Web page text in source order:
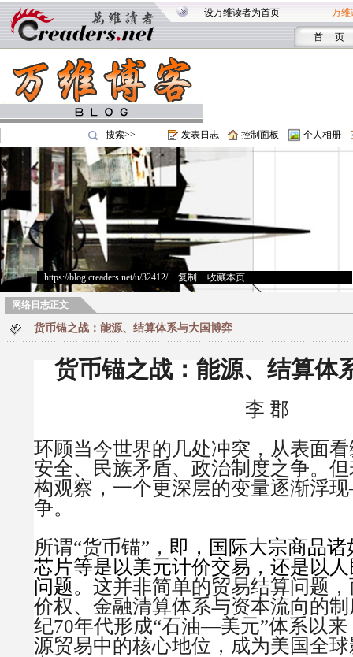
设万维读者为首页 万维
首 页
搜索>> 发表日志 控制面板 个人相册
https://blog.creaders.net/u/32412/> 复制 收藏本页
网络日志正文
货币锚之战：能源、结算体系与大国博弈
货币锚之战：能源、结算体
李 郡
环顾当今世界的几处冲突，从表面
安全、民族矛盾、政治制度之争。
构观察，一个更深层的变量逐渐浮
争。
所谓“货币锚”， 即，国际大宗商品
芯片等是 以美元计价交易，还是以
问题。 这并非简单的贸易结算问题
价权、金融清算体系与资本流向的
纪70年代形成“石油—美元”体系以
源贸易中的核心地位，成为美国全